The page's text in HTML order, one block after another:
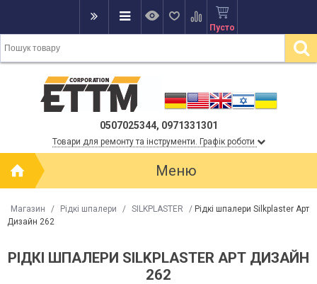
Пусто
0507025344, 0971331301
Товари для ремонту та інструменти. Графік роботи
Меню
Магазин / Рідкі шпалери / SILKPLASTER / Рідкі шпалери Silkplaster Арт
Дизайн 262
РІДКІ ШПАЛЕРИ SILKPLASTER АРТ ДИЗАЙН
262